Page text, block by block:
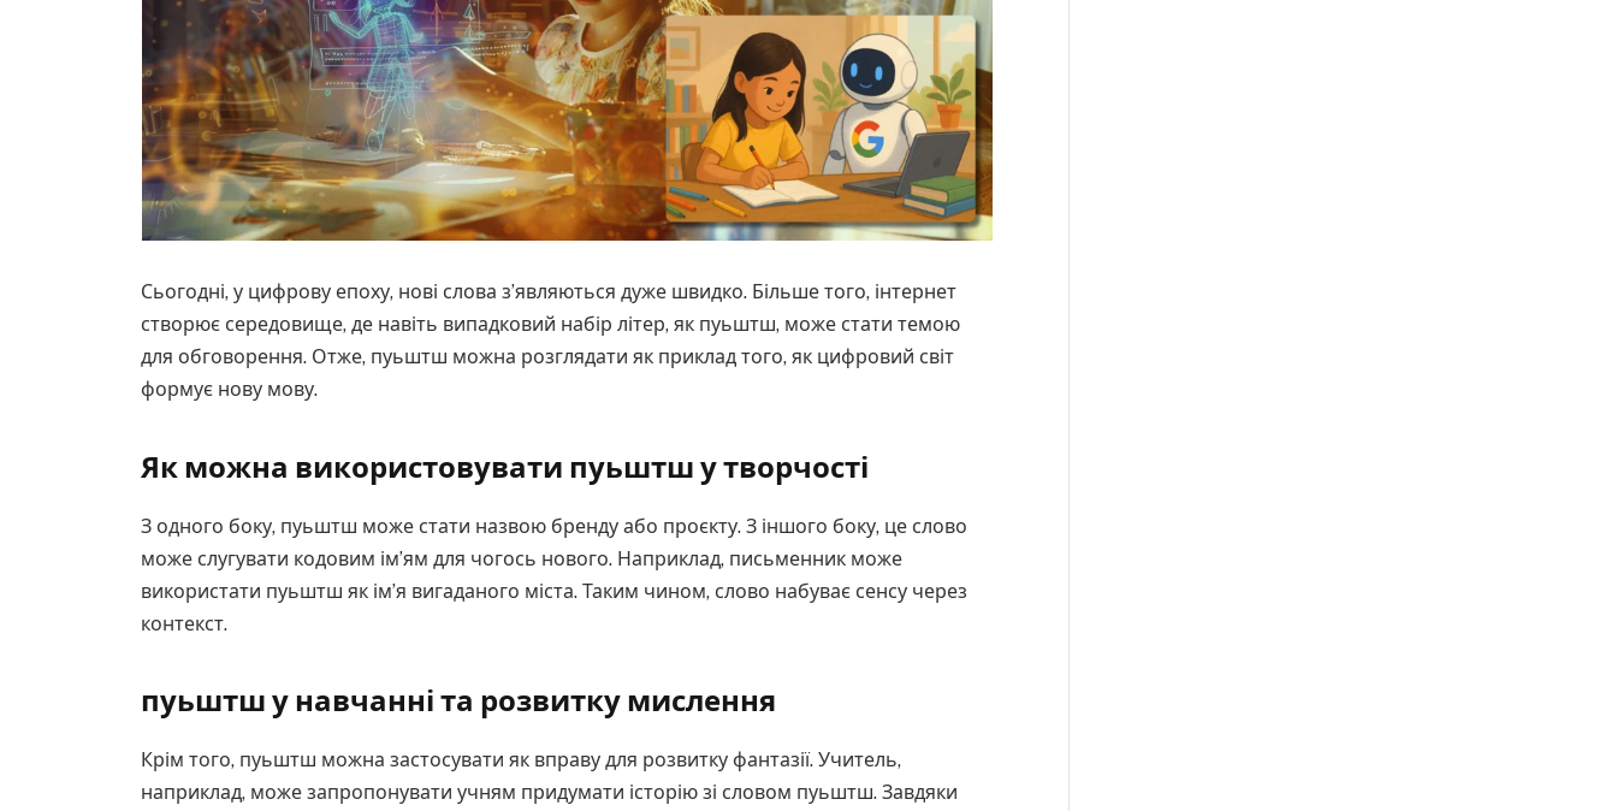
Сьогодні, у цифрову епоху, нові слова з’являються дуже швидко. Більше того, інтернет
створює середовище, де навіть випадковий набір літер, як пуьштш, може стати темою
для обговорення. Отже, пуьштш можна розглядати як приклад того, як цифровий світ
формує нову мову.
Як можна використовувати пуьштш у творчості
З одного боку, пуьштш може стати назвою бренду або проєкту. З іншого боку, це слово
може слугувати кодовим ім’ям для чогось нового. Наприклад, письменник може
використати пуьштш як ім’я вигаданого міста. Таким чином, слово набуває сенсу через
контекст.
пуьштш у навчанні та розвитку мислення
Крім того, пуьштш можна застосувати як вправу для розвитку фантазії. Учитель,
наприклад, може запропонувати учням придумати історію зі словом пуьштш. Завдяки